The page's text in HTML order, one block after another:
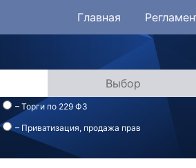
Главная
– Торги по 229 ФЗ
– Приватизация, продажа прав